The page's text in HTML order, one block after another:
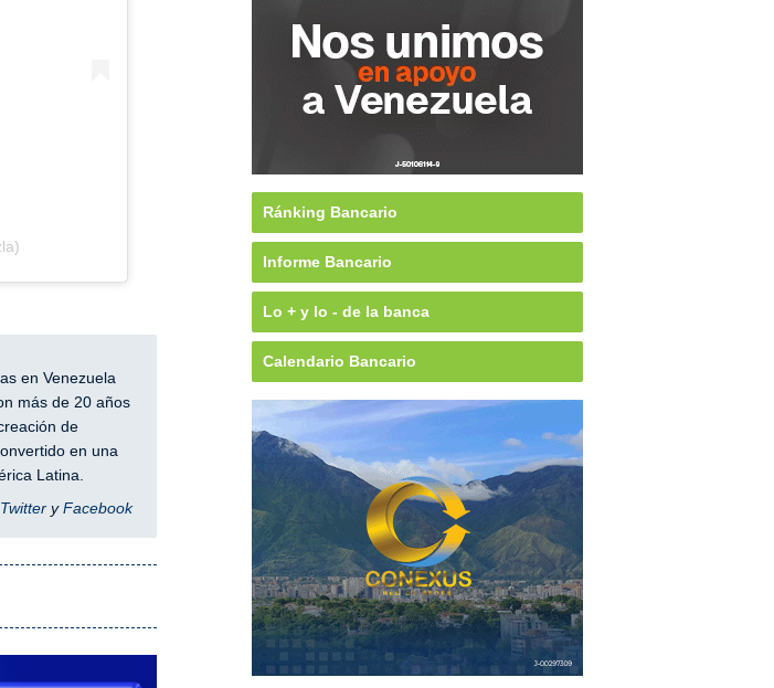
en Venezuela
más de 20 años
de
en una
Latina.
TwitteryFacebook
Ránking Bancario
Informe Bancario
Lo + y lo - de la banca
Calendario Bancario